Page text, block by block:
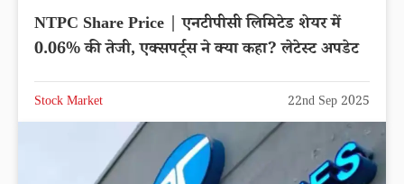
NTPC Share Price | एनटीपीसी लिमिटेड शेयर में
0.06% की तेजी, एक्सपर्ट्स ने क्या कहा? लेटेस्ट अपडेट
Stock Market 22nd Sep 2025